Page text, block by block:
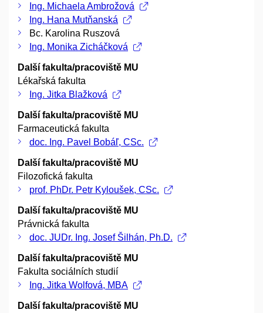
Ing. Michaela Ambrožová
Ing. Hana Mutňanská
Bc. Karolina Ruszová
Ing. Monika Zicháčková
Další fakulta/pracoviště MU
Lékařská fakulta
Ing. Jitka Blažková
Další fakulta/pracoviště MU
Farmaceutická fakulta
doc. Ing. Pavel Bobáľ, CSc.
Další fakulta/pracoviště MU
Filozofická fakulta
prof. PhDr. Petr Kyloušek, CSc.
Další fakulta/pracoviště MU
Právnická fakulta
doc. JUDr. Ing. Josef Šilhán, Ph.D.
Další fakulta/pracoviště MU
Fakulta sociálních studií
Ing. Jitka Wolfová, MBA
Další fakulta/pracoviště MU